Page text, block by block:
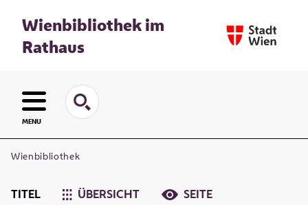
Wienbibliothek im
Rathaus
MENU
Wienbibliothek
TITEL ÜBERSICHT SEITE